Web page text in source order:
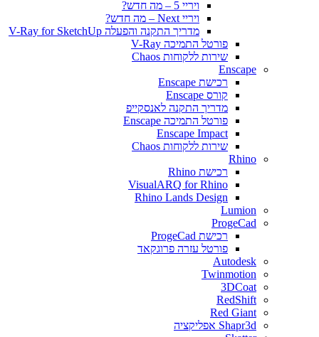
ויריי 5 – מה חדש?
ויריי Next – מה חדש?
מדריך התקנה והפעלה V-Ray for SketchUp
פורטל התמיכה V-Ray
שירות ללקוחות Chaos
Enscape
רכישת Enscape
קורס Enscape
מדריך התקנה לאנסקייפ
פורטל התמיכה Enscape
Enscape Impact
שירות ללקוחות Chaos
Rhino
רכישת Rhino
VisualARQ for Rhino
Rhino Lands Design
Lumion
ProgeCad
רכישת ProgeCad
פורטל עזרה פרוגקאד
Autodesk
Twinmotion
3DCoat
RedShift
Red Giant
Shapr3d אפליקציה